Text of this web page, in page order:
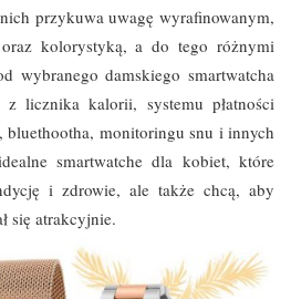
przykuwa uwagę wyrafinowanym,
oraz kolorystyką, a do tego różnymi
wybranego damskiego smartwatcha
licznika kalorii, systemu płatności
bluethootha, monitoringu snu i innych
smartwatche dla kobiet, które
i zdrowie, ale także chcą, aby
się atrakcyjnie.